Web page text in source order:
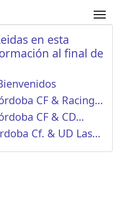
en esta
al final de
CF & Racing…
CF & CD…
Cf. & UD Las…